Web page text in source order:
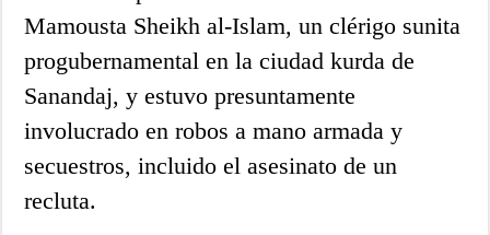
Mamousta Sheikh al-Islam, un clérigo sunita
progubernamental en la ciudad kurda de
Sanandaj, y estuvo presuntamente
involucrado en robos a mano armada y
secuestros, incluido el asesinato de un
recluta.